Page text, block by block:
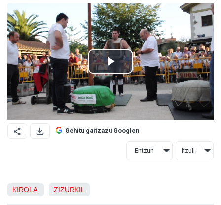
Gehitu gaitzazu Googlen
Entzun Itzuli
KIROLA ZIZURKIL